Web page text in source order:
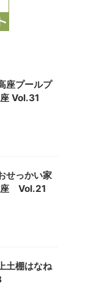
プールプ
Vol.31
っかい家
座 Vol.21
棚はなね